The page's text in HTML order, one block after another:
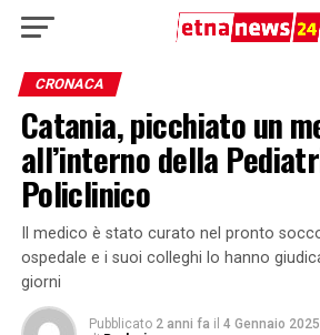
CRONACA
Catania, picchiato un
all’interno della
Policlinico
Il medico è stato curato nel pronto
ospedale e i suoi colleghi lo hanno
giorni
Pubblicato 2 anni fa il 4 Gennaio 2025